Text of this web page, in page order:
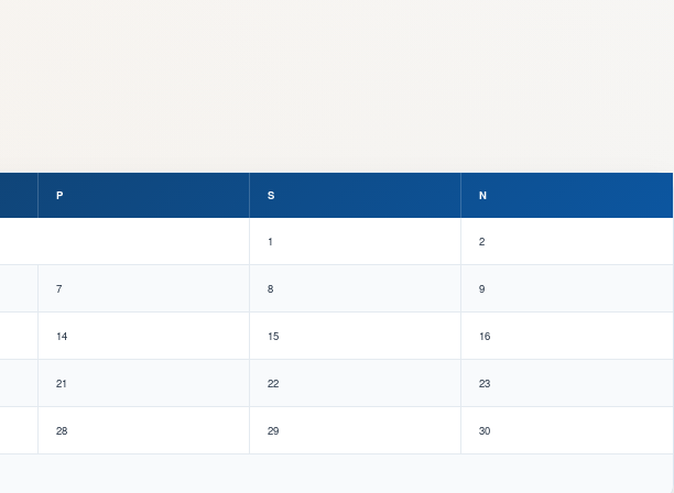
P S N
1 2
7 8 9
14 15 16
21 22 23
28 29 30